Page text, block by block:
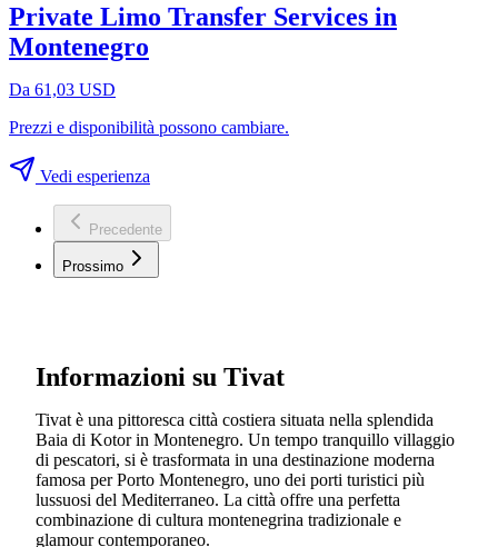
Private Limo Transfer Services in
Montenegro
Da 61,03 USD
Prezzi e disponibilità possono cambiare.
Vedi esperienza
Precedente
Prossimo
Informazioni su Tivat
Tivat è una pittoresca città costiera situata nella splendida
Baia di Kotor in Montenegro. Un tempo tranquillo villaggio
di pescatori, si è trasformata in una destinazione moderna
famosa per Porto Montenegro, uno dei porti turistici più
lussuosi del Mediterraneo. La città offre una perfetta
combinazione di cultura montenegrina tradizionale e
glamour contemporaneo.